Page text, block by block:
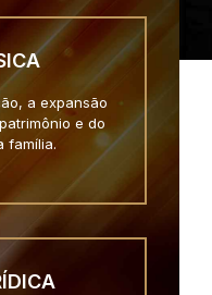
a expansão
e do
família.